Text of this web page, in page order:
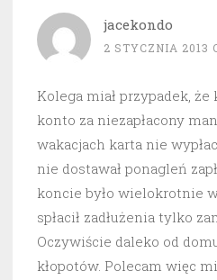
jacekondo
2 STYCZNIA 2013
Kolega miał przypadek,
konto za niezapłacony
wakacjach karta nie
nie dostawał ponagleń
koncie było wielokrotnie
spłacił zadłużenia tylko
Oczywiście daleko od
kłopotów. Polecam więc